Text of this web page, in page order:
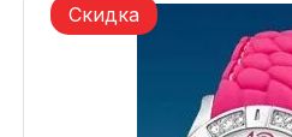
Иркутск
Владивосток
Скидка